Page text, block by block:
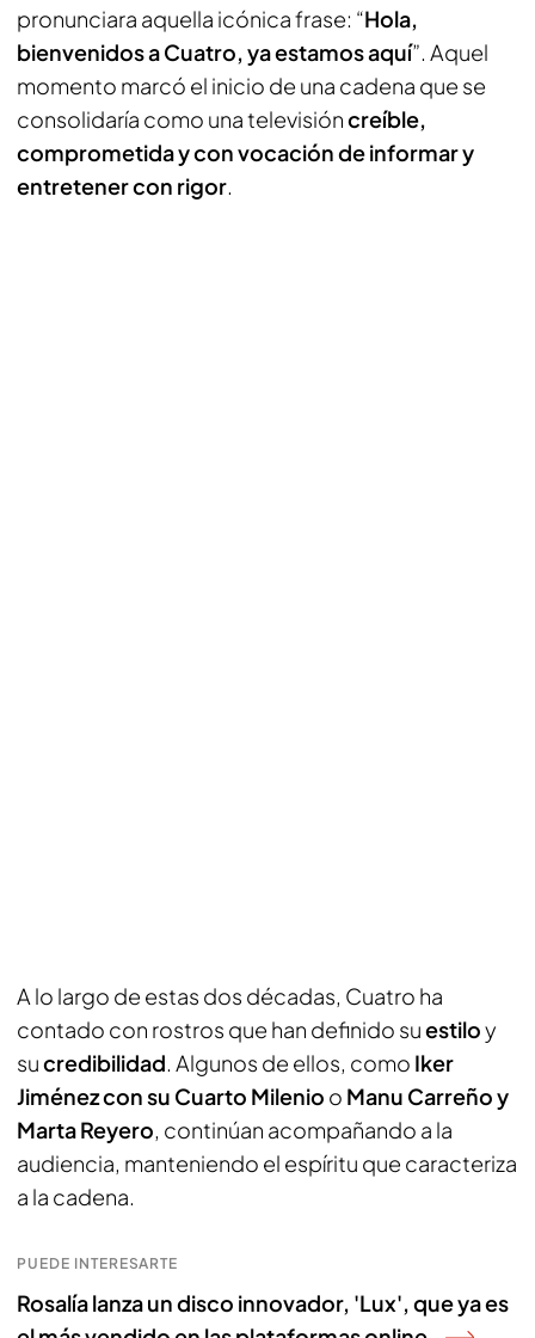
pronunciara aquella icónica frase: “Hola,
bienvenidos a Cuatro, ya estamos aquí”. Aquel
momento marcó el inicio de una cadena que se
consolidaría como una televisióncreíble,
comprometida y con vocación de informar y
entretener con rigor.
A lo largo de estas dos décadas, Cuatro ha
contado con rostros que han definido suestiloy
sucredibilidad. Algunos de ellos, como Iker
Jiménez con su Cuarto Milenio o Manu Carreño y
Marta Reyero, continúan acompañando a la
audiencia, manteniendo el espíritu que caracteriza
a la cadena.
PUEDE INTERESARTE
Rosalía lanza un disco innovador, 'Lux', que ya es